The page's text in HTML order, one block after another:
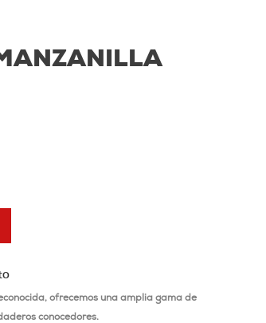
ofrecemos una amplia gama de
conocedores.